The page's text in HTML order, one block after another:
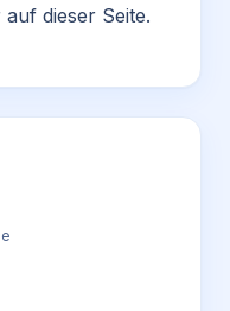
dieser Seite.